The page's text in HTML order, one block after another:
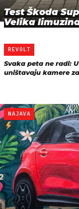
Test Škoda
Velika
REVOLT
Svaka peta ne radi:
uništavaju kamere
NAJAVA